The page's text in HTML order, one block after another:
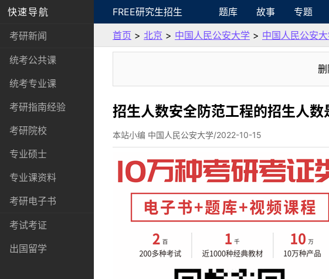
快速导航
考研新闻
统考公共课
统考专业课
考研指南经验
考研院校
专业硕士
专业课资料
考研电子书
考试考证
出国留学
FREE研究生招生 题库 故事 专题
首页 > 北京 > 中国人民公安大学 > 中国人民公安
招生人数安全防范工程的招生人
本站小编 中国人民公安大学/2022-10-15